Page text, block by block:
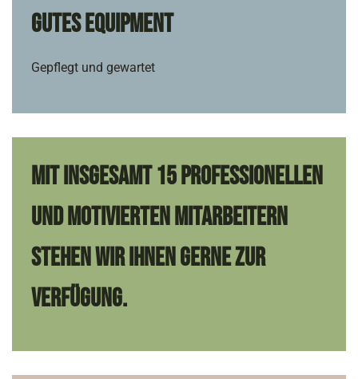
gutes Equipment
Gepflegt und gewartet
Mit insgesamt 15 professionellen
und motivierten Mitarbeitern
stehen wir Ihnen gerne zur
Verfügung.